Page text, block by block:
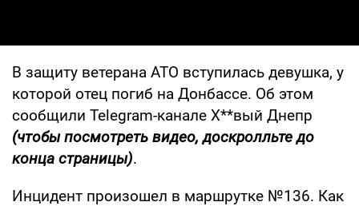
В защиту ветерана АТО вступилась девушка, у
которой отец погиб на Донбассе. Об этом
сообщили Telegram-канале Х**вый Днепр
(чтобы посмотреть видео, доскролльте до
конца страницы).
Инцидент произошел в маршрутке №136. Как